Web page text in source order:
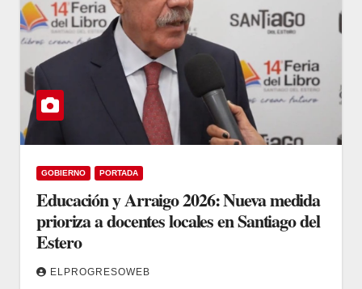
GOBIERNO PORTADA
Educación y Arraigo 2026: Nueva medida
prioriza a docentes locales en Santiago del
Estero
ELPROGRESOWEB